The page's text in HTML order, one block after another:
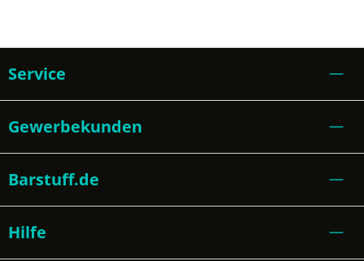
Service
Gewerbekunden
Barstuff.de
Hilfe